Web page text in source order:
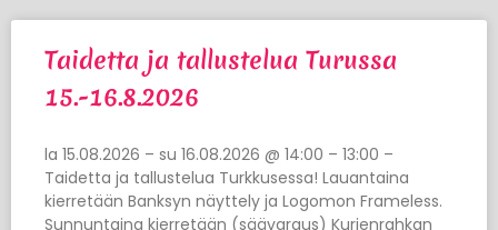
Taidetta ja tallustelua Turussa
15.-16.8.2026
la 15.08.2026 – su 16.08.2026 @ 14:00 – 13:00 –
Taidetta ja tallustelua Turkkusessa! Lauantaina
kierretään Banksyn näyttely ja Logomon Frameless.
Sunnuntaina kierretään (säävaraus) Kurjenrahkan